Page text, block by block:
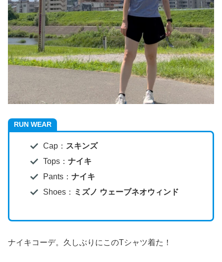
RUN WEAR
Cap： スキンズ
Tops： ナイキ
Pants： ナイキ
Shoes： ミズノ ウェーブネオウィンド
ナイキコーデ。久しぶりにこのTシャツ着た！